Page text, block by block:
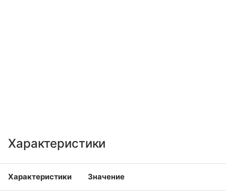
Характеристики
Характеристики Значение